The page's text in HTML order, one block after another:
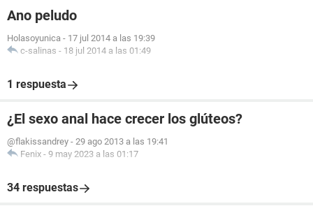
Ano peludo
Holasoyunica - 17 jul 2014 a las 19:39
c-salinas - 18 jul 2014 a las 01:49
1 respuesta
¿El sexo anal hace crecer los glúteos?
@flakissandrey - 29 ago 2013 a las 19:41
Fenix - 9 may 2023 a las 01:17
34 respuestas